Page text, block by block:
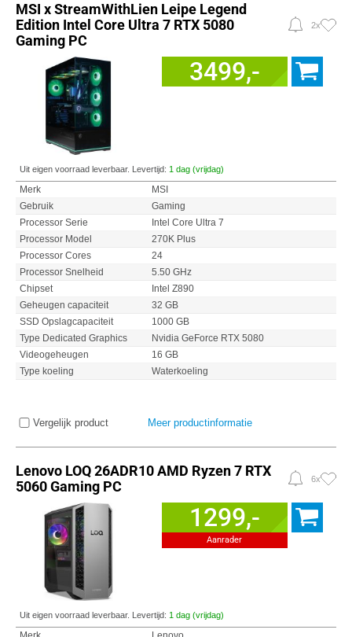
MSI x StreamWithLien Leipe Legend
Edition Intel Core Ultra 7 RTX 5080
Gaming PC
2x
3499,-
Uit eigen voorraad leverbaar. Levertijd: 1 dag (vrijdag)
Merk
MSI
Gebruik
Gaming
Processor Serie
Intel Core Ultra 7
Processor Model
270K Plus
Processor Cores
24
Processor Snelheid
5.50 GHz
Chipset
Intel Z890
Geheugen capaciteit
32 GB
SSD Opslagcapaciteit
1000 GB
Type Dedicated Graphics
Nvidia GeForce RTX 5080
Videogeheugen
16 GB
Type koeling
Waterkoeling
Vergelijk product Meer productinformatie
Lenovo LOQ 26ADR10 AMD Ryzen 7 RTX
5060 Gaming PC
6x
1299,-
Aanrader
Uit eigen voorraad leverbaar. Levertijd: 1 dag (vrijdag)